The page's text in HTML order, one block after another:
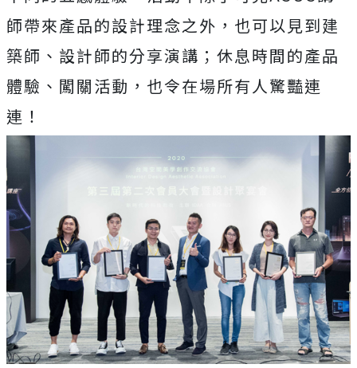
師帶來產品的設計理念之外，也可以見到建
築師、設計師的分享演講；休息時間的產品
體驗、闖關活動，也令在場所有人驚豔連
連！